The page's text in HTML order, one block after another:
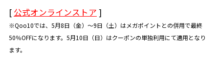
[ 公式オンラインストア ]
※Qoo10では、5月8日（金）～9日（土）はメガポイントとの併用で最終
50％OFFになります。5月10日（日）はクーポンの単独利用にて適用となり
ます。